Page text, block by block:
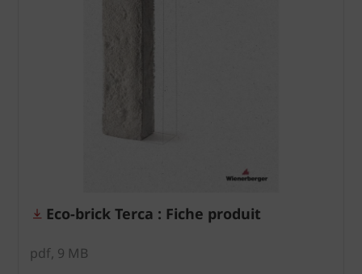
Eco-brick Terca : Fiche produit
pdf, 9 MB